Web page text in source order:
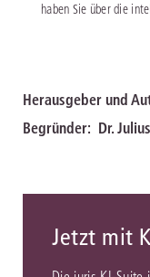
haben Sie über die
Herausgeber und
Begründer: Dr.
Jetzt mit